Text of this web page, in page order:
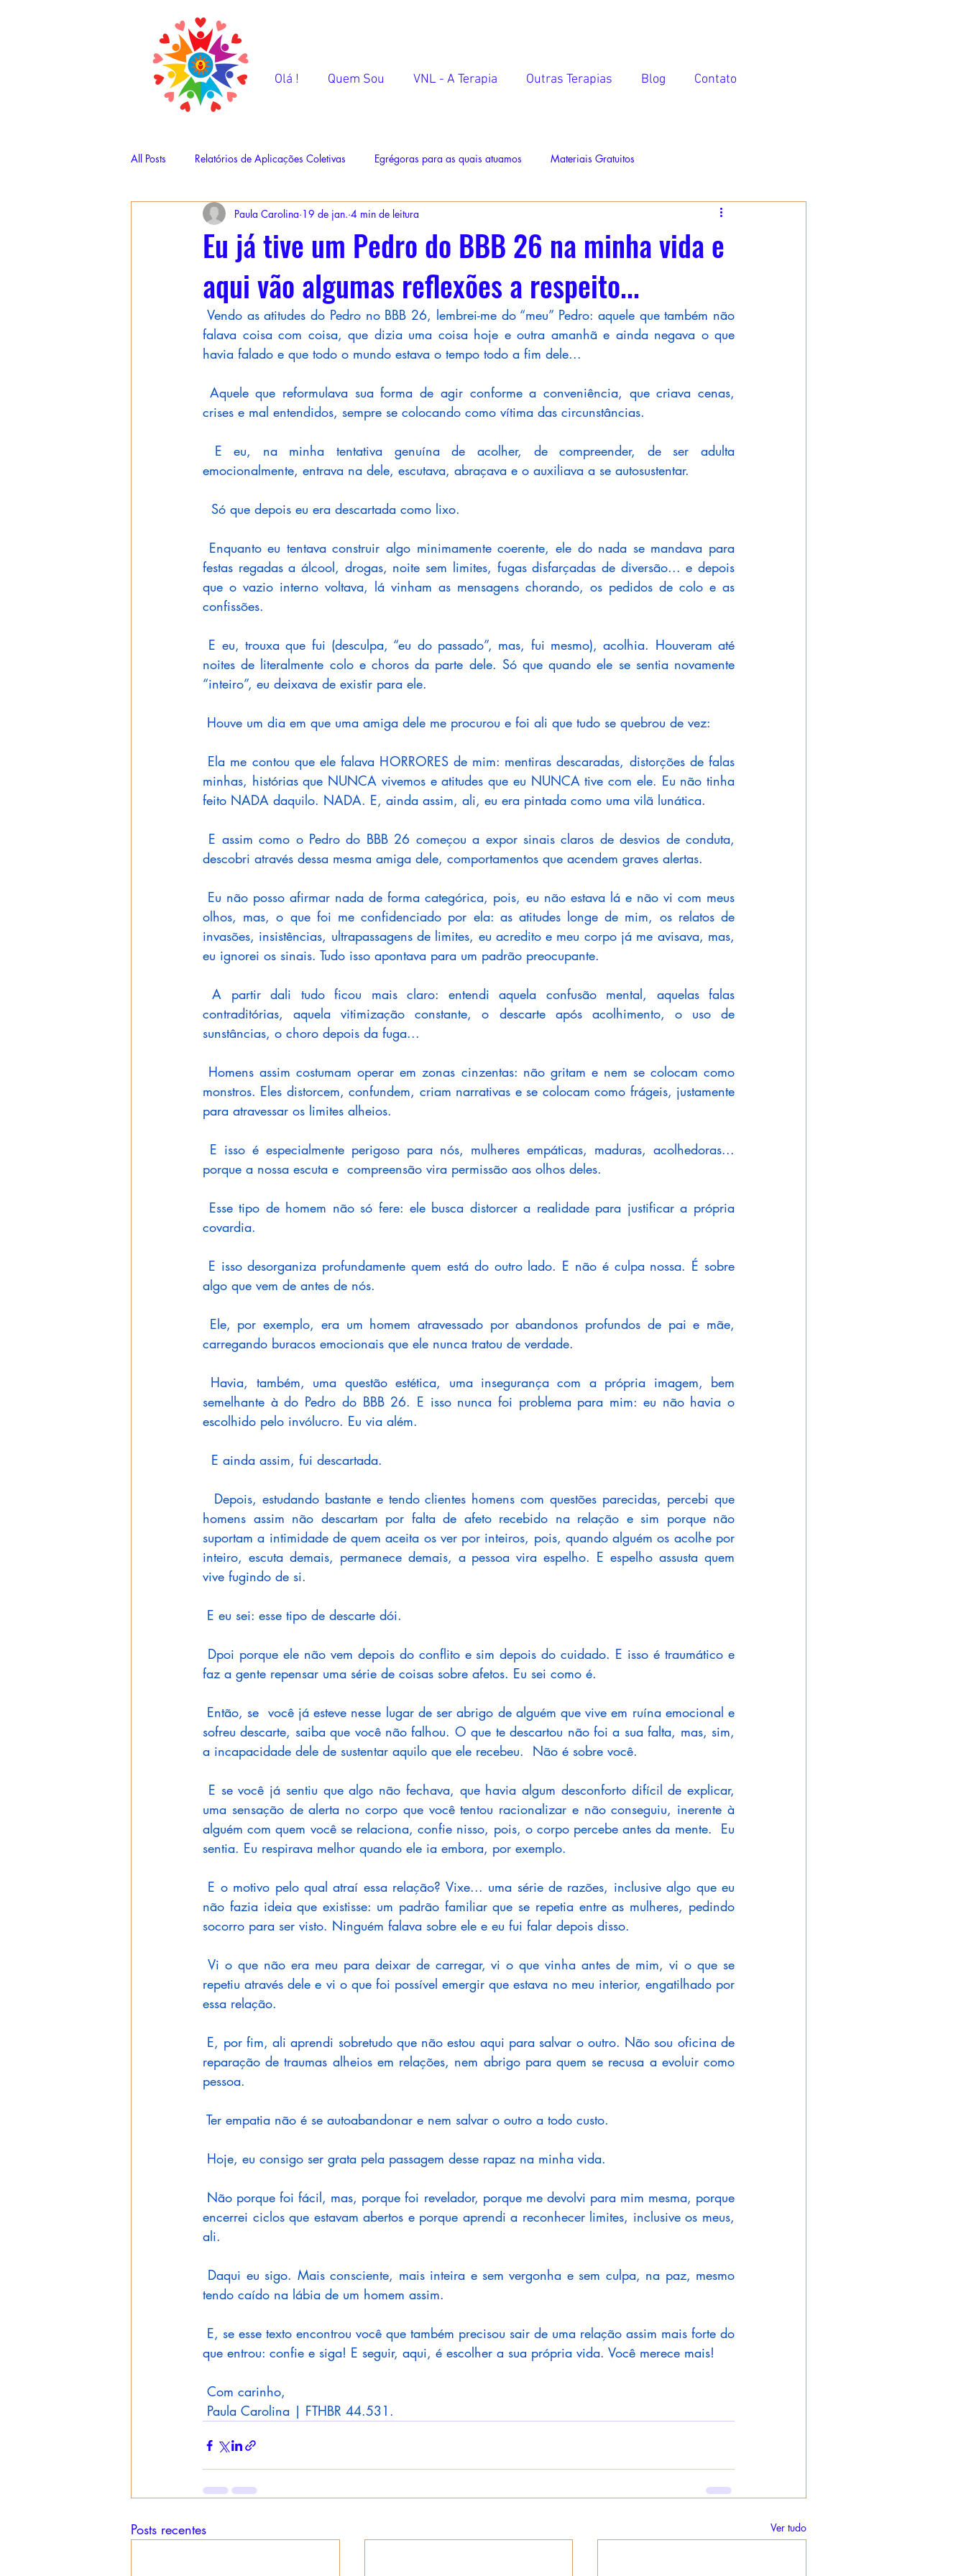
Olá ! Quem Sou VNL - A Terapia Outras Terapias Blog Contato
All Posts Relatórios de Aplicações Coletivas Egrégoras para as quais atuamos Materiais Gratuitos
Eu já tive um Pedro do BBB 26 na minha vida e
aqui vão algumas reflexões a respeito...
Paula Carolina 19 de jan. 4 min de leitura
Vendo as atitudes do Pedro no BBB 26, lembrei-me do “meu” Pedro: aquele que também não
falava coisa com coisa, que dizia uma coisa hoje e outra amanhã e ainda negava o que
havia falado e que todo o mundo estava o tempo todo a fim dele...
Aquele que reformulava sua forma de agir conforme a conveniência, que criava cenas,
crises e mal entendidos, sempre se colocando como vítima das circunstâncias.
E eu, na minha tentativa genuína de acolher, de compreender, de ser adulta
emocionalmente, entrava na dele, escutava, abraçava e o auxiliava a se autosustentar.
Só que depois eu era descartada como lixo.
Enquanto eu tentava construir algo minimamente coerente, ele do nada se mandava para
festas regadas a álcool, drogas, noite sem limites, fugas disfarçadas de diversão... e depois
que o vazio interno voltava, lá vinham as mensagens chorando, os pedidos de colo e as
confissões.
E eu, trouxa que fui (desculpa, “eu do passado”, mas, fui mesmo), acolhia. Houveram até
noites de literalmente colo e choros da parte dele. Só que quando ele se sentia novamente
“inteiro”, eu deixava de existir para ele.
Houve um dia em que uma amiga dele me procurou e foi ali que tudo se quebrou de vez:
Ela me contou que ele falava HORRORES de mim: mentiras descaradas, distorções de falas
minhas, histórias que NUNCA vivemos e atitudes que eu NUNCA tive com ele. Eu não tinha
feito NADA daquilo. NADA. E, ainda assim, ali, eu era pintada como uma vilã lunática.
E assim como o Pedro do BBB 26 começou a expor sinais claros de desvios de conduta,
descobri através dessa mesma amiga dele, comportamentos que acendem graves alertas.
Eu não posso afirmar nada de forma categórica, pois, eu não estava lá e não vi com meus
olhos, mas, o que foi me confidenciado por ela: as atitudes longe de mim, os relatos de
invasões, insistências, ultrapassagens de limites, eu acredito e meu corpo já me avisava, mas,
eu ignorei os sinais. Tudo isso apontava para um padrão preocupante.
A partir dali tudo ficou mais claro: entendi aquela confusão mental, aquelas falas
contraditórias, aquela vitimização constante, o descarte após acolhimento, o uso de
sunstâncias, o choro depois da fuga...
Homens assim costumam operar em zonas cinzentas: não gritam e nem se colocam como
monstros. Eles distorcem, confundem, criam narrativas e se colocam como frágeis, justamente
para atravessar os limites alheios.
E isso é especialmente perigoso para nós, mulheres empáticas, maduras, acolhedoras...
porque a nossa escuta e  compreensão vira permissão aos olhos deles.
Esse tipo de homem não só fere: ele busca distorcer a realidade para justificar a própria
covardia.
E isso desorganiza profundamente quem está do outro lado. E não é culpa nossa. É sobre
algo que vem de antes de nós.
Ele, por exemplo, era um homem atravessado por abandonos profundos de pai e mãe,
carregando buracos emocionais que ele nunca tratou de verdade.
Havia, também, uma questão estética, uma insegurança com a própria imagem, bem
semelhante à do Pedro do BBB 26. E isso nunca foi problema para mim: eu não havia o
escolhido pelo invólucro. Eu via além.
E ainda assim, fui descartada.
Depois, estudando bastante e tendo clientes homens com questões parecidas, percebi que
homens assim não descartam por falta de afeto recebido na relação e sim porque não
suportam a intimidade de quem aceita os ver por inteiros, pois, quando alguém os acolhe por
inteiro, escuta demais, permanece demais, a pessoa vira espelho. E espelho assusta quem
vive fugindo de si.
E eu sei: esse tipo de descarte dói.
Dpoi porque ele não vem depois do conflito e sim depois do cuidado. E isso é traumático e
faz a gente repensar uma série de coisas sobre afetos. Eu sei como é.
Então, se  você já esteve nesse lugar de ser abrigo de alguém que vive em ruína emocional e
sofreu descarte, saiba que você não falhou. O que te descartou não foi a sua falta, mas, sim,
a incapacidade dele de sustentar aquilo que ele recebeu.  Não é sobre você.
E se você já sentiu que algo não fechava, que havia algum desconforto difícil de explicar,
uma sensação de alerta no corpo que você tentou racionalizar e não conseguiu, inerente à
alguém com quem você se relaciona, confie nisso, pois, o corpo percebe antes da mente.  Eu
sentia. Eu respirava melhor quando ele ia embora, por exemplo.
E o motivo pelo qual atraí essa relação? Vixe... uma série de razões, inclusive algo que eu
não fazia ideia que existisse: um padrão familiar que se repetia entre as mulheres, pedindo
socorro para ser visto. Ninguém falava sobre ele e eu fui falar depois disso.
Vi o que não era meu para deixar de carregar, vi o que vinha antes de mim, vi o que se
repetiu através dele e vi o que foi possível emergir que estava no meu interior, engatilhado por
essa relação.
E, por fim, ali aprendi sobretudo que não estou aqui para salvar o outro. Não sou oficina de
reparação de traumas alheios em relações, nem abrigo para quem se recusa a evoluir como
pessoa.
Ter empatia não é se autoabandonar e nem salvar o outro a todo custo.
Hoje, eu consigo ser grata pela passagem desse rapaz na minha vida.
Não porque foi fácil, mas, porque foi revelador, porque me devolvi para mim mesma, porque
encerrei ciclos que estavam abertos e porque aprendi a reconhecer limites, inclusive os meus,
ali.
Daqui eu sigo. Mais consciente, mais inteira e sem vergonha e sem culpa, na paz, mesmo
tendo caído na lábia de um homem assim.
E, se esse texto encontrou você que também precisou sair de uma relação assim mais forte do
que entrou: confie e siga! E seguir, aqui, é escolher a sua própria vida. Você merece mais!
Com carinho,
Paula Carolina | FTHBR 44.531.
Posts recentes Ver tudo